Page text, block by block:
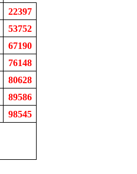
22397
53752
67190
76148
80628
89586
98545